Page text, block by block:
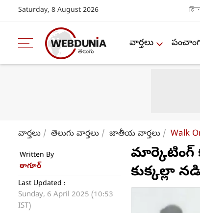
Saturday, 8 August 2026
వార్తలు
వార్తలు తెలుగు వార్తలు జాతీయ వార్తలు Walk
Written By
ఠాగూర్
Last Updated :
Sunday, 6 April 2025 (10:53
IST)
మార్కెటింగ్
కుక్కల్లా